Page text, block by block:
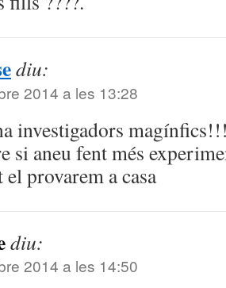
diu:
2014 a les 13:28
investigadors
si aneu fent més
el provarem a casa
diu:
2014 a les 14:50